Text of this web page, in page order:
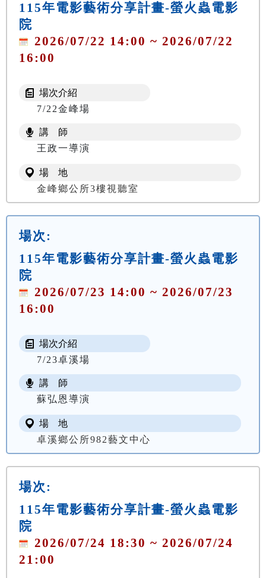
115年電影藝術分享計畫-螢火蟲電影
院
2026/07/22 14:00 ~ 2026/07/22
16:00
場次介紹
7/22金峰場
講 師
王政一導演
場 地
金峰鄉公所3樓視聽室
場次:
115年電影藝術分享計畫-螢火蟲電影
院
2026/07/23 14:00 ~ 2026/07/23
16:00
場次介紹
7/23卓溪場
講 師
蘇弘恩導演
場 地
卓溪鄉公所982藝文中心
場次:
115年電影藝術分享計畫-螢火蟲電影
院
2026/07/24 18:30 ~ 2026/07/24
21:00